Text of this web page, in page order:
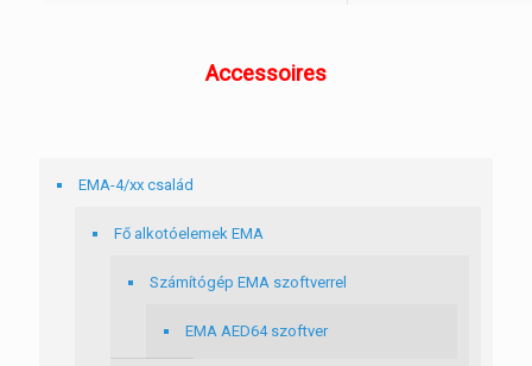
Accessoires
EMA-4/xx család
Fő alkotóelemek EMA
Számítógép EMA szoftverrel
EMA AED64 szoftver